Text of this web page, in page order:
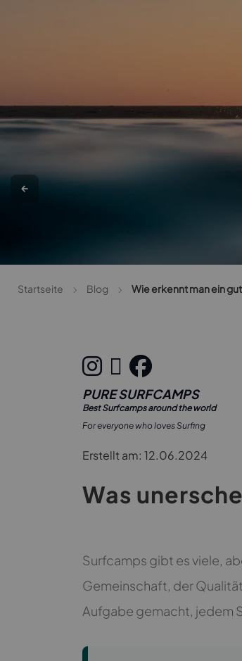
Startseite Blog Wie erkennt man ein
PURE SURFCAMPS
Best Surfcamps around the world
For everyone who loves Surfing
Erstellt am: 12.06.2024
Was
Surfcamps gibt es viele,
Gemeinschaft, der
Aufgabe gemacht, jedem